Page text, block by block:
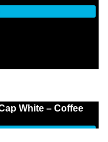
White – Coffee